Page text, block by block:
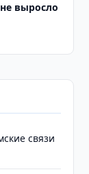
выросло
связи